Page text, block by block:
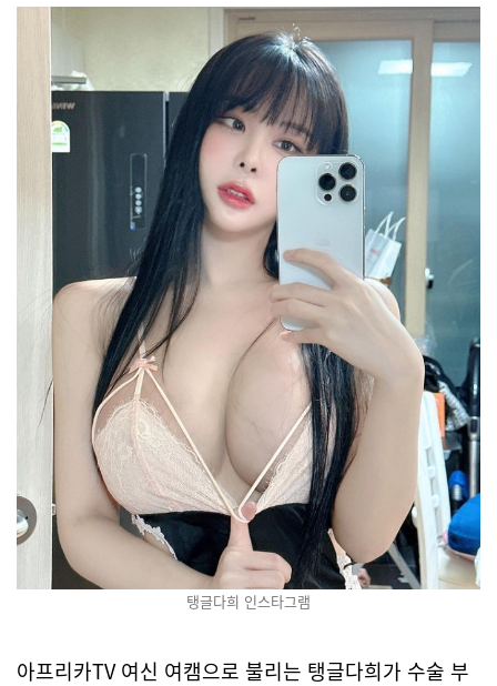
탱글다희 인스타그램
아프리카TV 여신 여캠으로 불리는 탱글다희가 수술 부